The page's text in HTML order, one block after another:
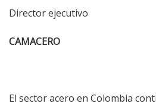
Director ejecutivo
CAMACERO
El sector acero en Colombia